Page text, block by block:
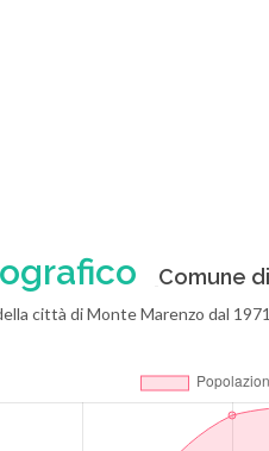
Comune
città di Monte Marenzo dal